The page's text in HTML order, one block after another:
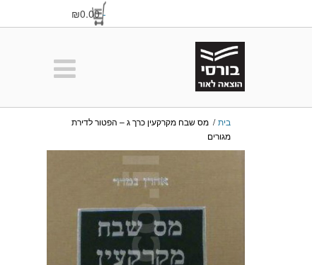
₪0.00
בית / מס שבח מקרקעין כרך ג – הפטור לדירת
מגורים